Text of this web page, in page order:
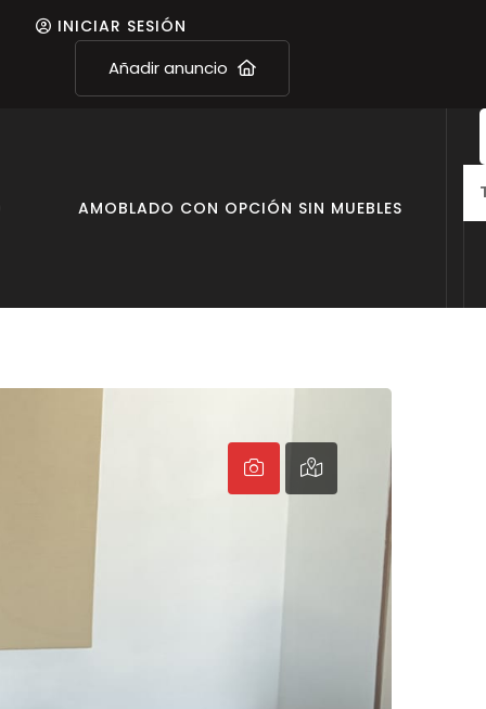
INICIAR SESIÓN
Añadir anuncio
AMOBLADO CON OPCIÓN SIN MUEBLES